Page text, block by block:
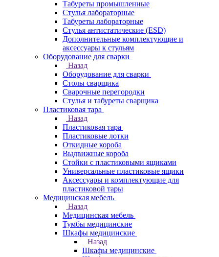
Табуреты промышленные
Стулья лабораторные
Табуреты лабораторные
Стулья антистатические (ESD)
Дополнительные комплектующие и
аксессуары к стульям
Оборудование для сварки
Назад
Оборудование для сварки
Столы сварщика
Сварочные перегородки
Стулья и табуреты сварщика
Пластиковая тара
Назад
Пластиковая тара
Пластиковые лотки
Откидные короба
Выдвижные короба
Стойки с пластиковыми ящиками
Универсальные пластиковые ящики
Аксессуары и комплектующие для
пластиковой тары
Медицинская мебель
Назад
Медицинская мебель
Тумбы медицинские
Шкафы медицинские
Назад
Шкафы медицинские